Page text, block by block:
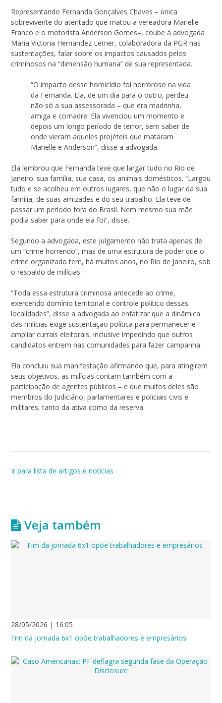
Representando Fernanda Gonçalves Chaves – única
sobrevivente do atentado que matou a vereadora Marielle
Franco e o motorista Anderson Gomes–, coube à advogada
Maria Victoria Hernandez Lerner, colaboradora da PGR nas
sustentações, falar sobre os impactos causados pelos
criminosos na “dimensão humana” de sua representada.
“O impacto desse homicídio foi horroroso na vida
da Fernanda. Ela, de um dia para o outro, perdeu
não só a sua assessorada – que era madrinha,
amiga e comadre. Ela vivenciou um momento e
depois um longo período de terror, sem saber de
onde vieram aqueles projéteis que mataram
Marielle e Anderson”, disse a advogada.
Ela lembrou que Fernanda teve que largar tudo no Rio de
Janeiro: sua família, sua casa, os animais domésticos. “Largou
tudo e se acolheu em outros lugares, que não o lugar da sua
família, de suas amizades e do seu trabalho. Ela teve de
passar um período fora do Brasil. Nem mesmo sua mãe
podia saber para onde ela foi”, disse.
Segundo a advogada, este julgamento não trata apenas de
um “crime horrendo”, mas de uma estrutura de poder que o
crime organizado tem, há muitos anos, no Rio de Janeiro, sob
o respaldo de milícias.
“Toda essa estrutura criminosa antecede ao crime,
exercendo domínio territorial e controle político dessas
localidades”, disse a advogada ao enfatizar que a dinâmica
das milícias exige sustentação política para permanecer e
ampliar currais eleitorais, inclusive impedindo que outros
candidatos entrem nas comunidades para fazer campanha.
Ela concluiu sua manifestação afirmando que, para atingirem
seus objetivos, as milícias contam também com a
participação de agentes públicos – e que muitos deles são
membros do Judiciário, parlamentares e policiais civis e
militares, tanto da ativa como da reserva.
Ir para lista de artigos e notícias
Veja também
28/05/2026 | 16:05
Fim da jornada 6x1 opõe trabalhadores e empresários